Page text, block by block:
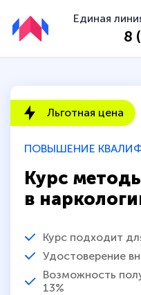
Единая
8
ПОВЫШЕНИЕ
Курс
в
Курс подходит
Удостоверение
Возможность
13%
Льготная цена